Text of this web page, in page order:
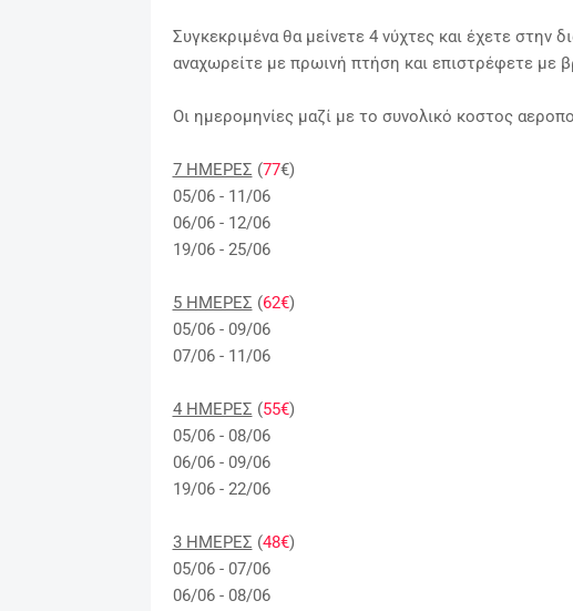
Συγκεκριμένα θα μείνετε 4 νύχτες και έχετε στην
αναχωρείτε με πρωινή πτήση και επιστρέφετε με
Οι ημερομηνίες μαζί με το συνολικό κοστος
7 ΗΜΕΡΕΣ (77€)
05/06 - 11/06
06/06 - 12/06
19/06 - 25/06
5 ΗΜΕΡΕΣ (62€)
05/06 - 09/06
07/06 - 11/06
4 ΗΜΕΡΕΣ (55€)
05/06 - 08/06
06/06 - 09/06
19/06 - 22/06
3 ΗΜΕΡΕΣ (48€)
05/06 - 07/06
06/06 - 08/06